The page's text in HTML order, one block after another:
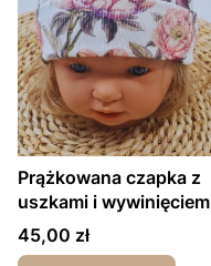
Prążkowana czapka z
uszkami i wywinięciem
róże
Cena
45,00 zł